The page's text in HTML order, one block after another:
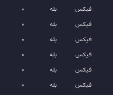
فیکس بله 0
فیکس بله 0
فیکس بله 0
فیکس بله 0
فیکس بله 0
فیکس بله 0